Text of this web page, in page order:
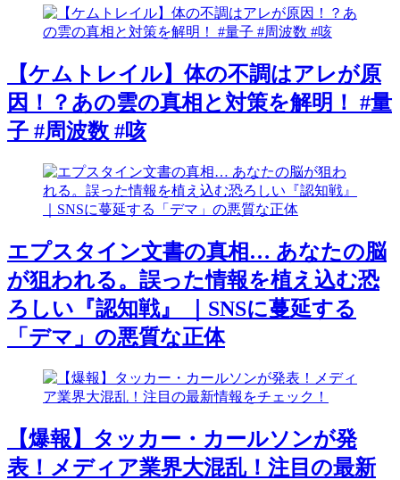
【ケムトレイル】体の不調はアレが原
因！？あの雲の真相と対策を解明！ #量
子 #周波数 #咳
エプスタイン文書の真相… あなたの脳
が狙われる。誤った情報を植え込む恐
ろしい『認知戦』 ｜SNSに蔓延する
「デマ」の悪質な正体
【爆報】タッカー・カールソンが発
表！メディア業界大混乱！注目の最新